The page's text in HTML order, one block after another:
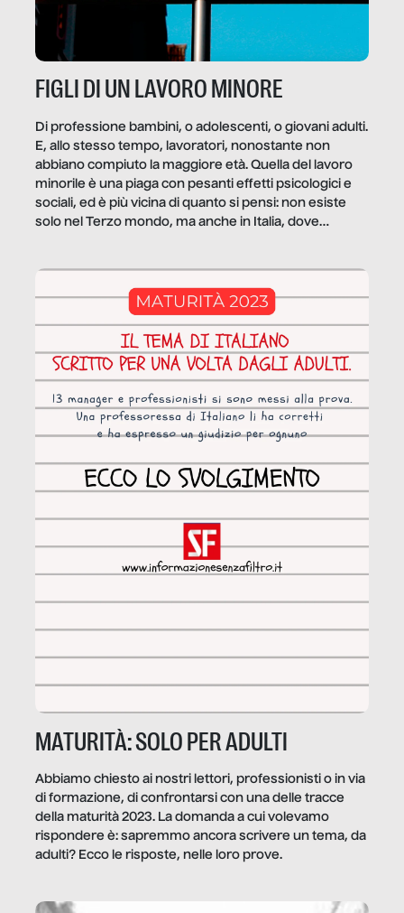
FIGLI DI UN LAVORO MINORE
Di professione bambini, o adolescenti, o giovani adulti.
E, allo stesso tempo, lavoratori, nonostante non
abbiano compiuto la maggiore età. Quella del lavoro
minorile è una piaga con pesanti effetti psicologici e
sociali, ed è più vicina di quanto si pensi: non esiste
solo nel Terzo mondo, ma anche in Italia, dove
MATURITÀ: SOLO PER ADULTI
Abbiamo chiesto ai nostri lettori, professionisti o in via
di formazione, di confrontarsi con una delle tracce
della maturità 2023. La domanda a cui volevamo
rispondere è: sapremmo ancora scrivere un tema, da
adulti? Ecco le risposte, nelle loro prove.